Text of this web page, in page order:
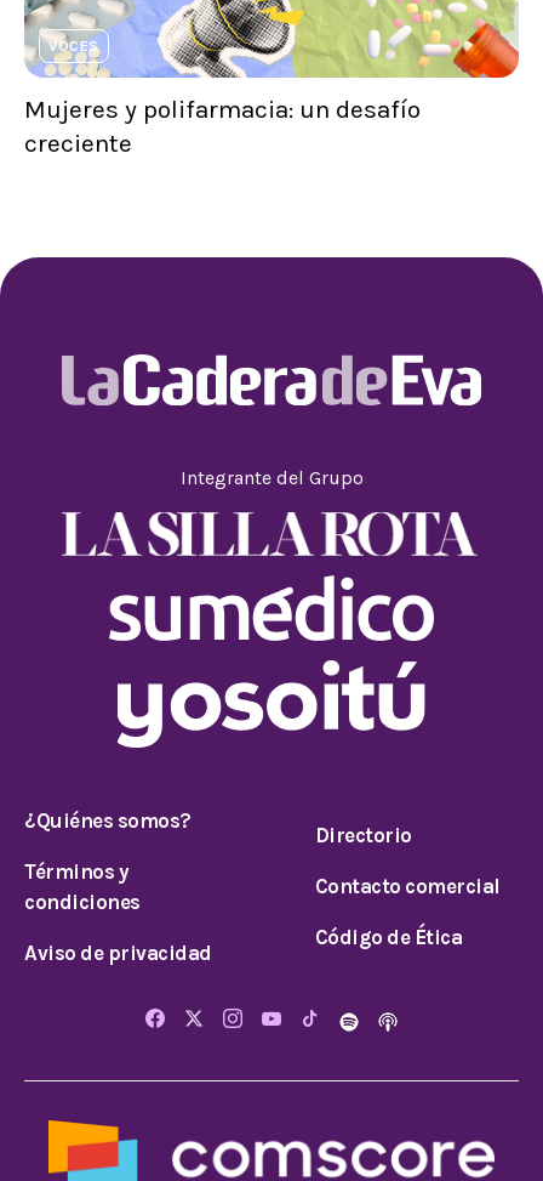
VOCES
Mujeres y polifarmacia: un desafío
creciente
Integrante del Grupo
¿Quiénes somos?
Términos y
condiciones
Aviso de privacidad
Directorio
Contacto comercial
Código de Ética